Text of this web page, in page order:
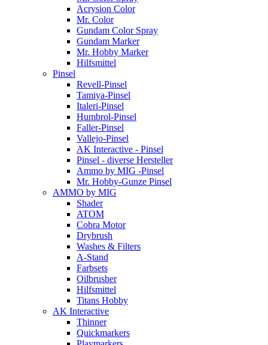
Acrysion Color
Mr. Color
Gundam Color Spray
Gundam Marker
Mr. Hobby Marker
Hilfsmittel
Pinsel
Revell-Pinsel
Tamiya-Pinsel
Italeri-Pinsel
Humbrol-Pinsel
Faller-Pinsel
Vallejo-Pinsel
AK Interactive - Pinsel
Pinsel - diverse Hersteller
Ammo by MIG -Pinsel
Mr. Hobby-Gunze Pinsel
AMMO by MIG
Shader
ATOM
Cobra Motor
Drybrush
Washes & Filters
A-Stand
Farbsets
Oilbrusher
Hilfsmittel
Titans Hobby
AK Interactive
Thinner
Quickmarkers